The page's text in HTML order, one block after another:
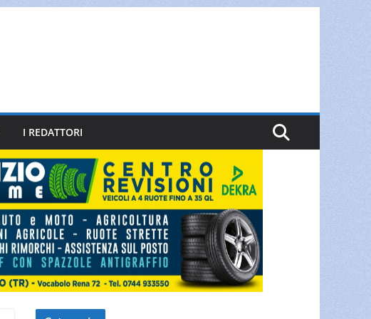
I REDATTORI